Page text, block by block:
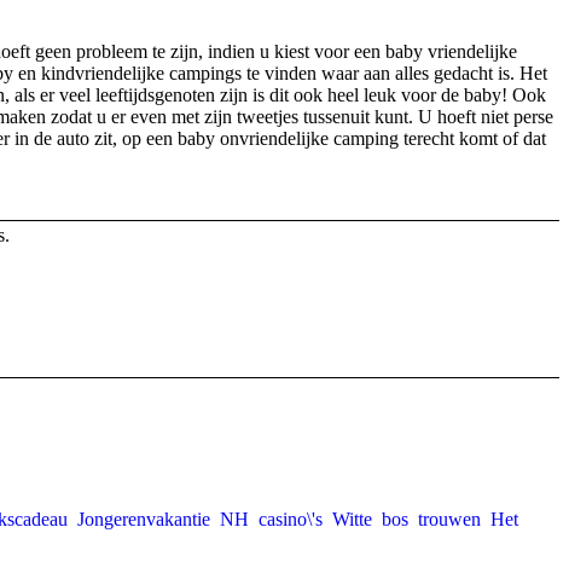
geen probleem te zijn, indien u kiest voor een baby vriendelijke
en kindvriendelijke campings te vinden waar aan alles gedacht is. Het
als er veel leeftijdsgenoten zijn is dit ook heel leuk voor de baby! Ook
zodat u er even met zijn tweetjes tussenuit kunt. U hoeft niet perse
de auto zit, op een baby onvriendelijke camping terecht komt of dat
Jongerenvakantie NH casino\'s Witte bos trouwen Het